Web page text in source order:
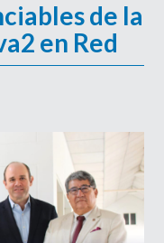
de la
en Red